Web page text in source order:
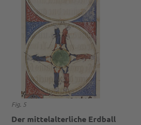
Fig. 5
Der mittelalterliche Erdball